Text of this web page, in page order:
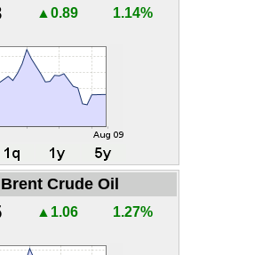
▲0.89 1.14%
Brent Crude Oil
▲1.06 1.27%